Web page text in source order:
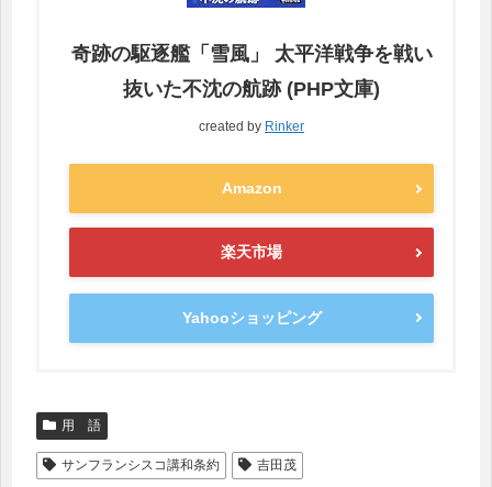
奇跡の駆逐艦「雪風」 太平洋戦争を戦い
抜いた不沈の航跡 (PHP文庫)
created by Rinker
Amazon
楽天市場
Yahooショッピング
用 語
サンフランシスコ講和条約 吉田茂